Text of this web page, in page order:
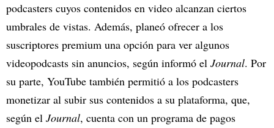
podcasters cuyos contenidos en video alcanzan ciertos
umbrales de vistas. Además, planeó ofrecer a los
suscriptores premium una opción para ver algunos
videopodcasts sin anuncios, según informó el Journal. Por
su parte, YouTube también permitió a los podcasters
monetizar al subir sus contenidos a su plataforma, que,
según el Journal, cuenta con un programa de pagos